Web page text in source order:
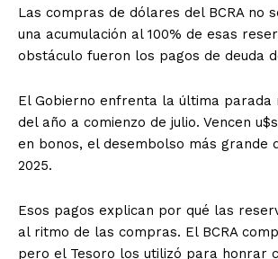
Las compras de dólares del BCRA no
una acumulación al 100% de esas
obstáculo fueron los pagos de deuda
El Gobierno enfrenta la última parada
del año a comienzo de julio. Vencen
en bonos, el desembolso más grande
2025.
Esos pagos explican por qué las
al ritmo de las compras. El BCRA
pero el Tesoro los utilizó para honrar